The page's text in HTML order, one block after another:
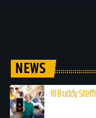
NEWS
KI Buddy Steffi